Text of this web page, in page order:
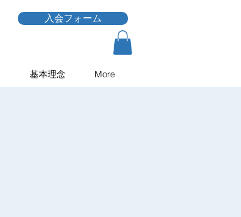
基本理念 More
入会フォーム